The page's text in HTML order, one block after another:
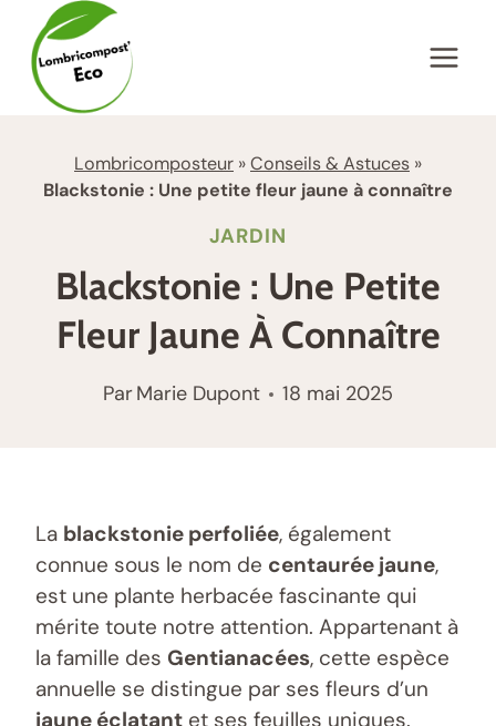
contenu
Lombricomposteur »Conseils & Astuces »
Blackstonie : Une petite fleur jaune à connaître
JARDIN
Blackstonie : Une Petite
Fleur Jaune À Connaître
ParMarie Dupont 18 mai 2025
La blackstonie perfoliée, également
connue sous le nom de centaurée jaune,
est une plante herbacée fascinante qui
mérite toute notre attention. Appartenant à
la famille des Gentianacées, cette espèce
annuelle se distingue par ses fleurs d’un
jaune éclatant et ses feuilles uniques.